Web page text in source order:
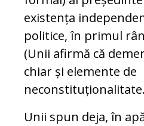
existența
politice, în primul
(Unii afirmă că
chiar și elemente de
Unii spun deja, în